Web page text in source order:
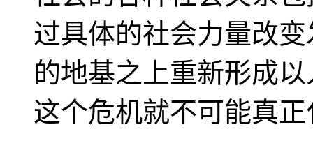
过具体的社会力量改
的地基之上重新形成
这个危机就不可能真